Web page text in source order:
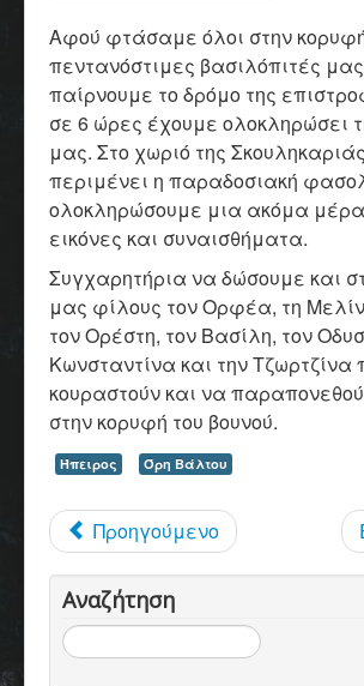
Αφού φτάσαμε όλοι στην κορυφή
πεντανόστιμες βασιλόπιτές
παίρνουμε το δρόμο της
σε 6 ώρες έχουμε ολοκληρώσει
μας. Στο χωριό της
περιμένει η παραδοσιακή
ολοκληρώσουμε μια ακόμα
εικόνες και συναισθήματα.
Συγχαρητήρια να δώσουμε και
μας φίλους τον Ορφέα, τη
τον Ορέστη, τον Βασίλη, τον
Κωνσταντίνα και την Τζωρτζίνα
κουραστούν και να
στην κορυφή του βουνού.
Ήπειρος Όρη Βάλτου
Προηγούμενο
Αναζήτηση
Αναζήτηση...